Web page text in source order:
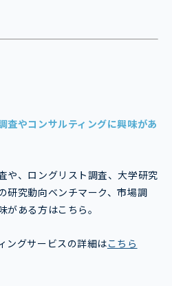
査やコンサルティングに興味があ
や、ロングリスト調査、大学研究
研究動向ベンチマーク、市場調
ある方はこちら。
ングサービスの詳細はこちら